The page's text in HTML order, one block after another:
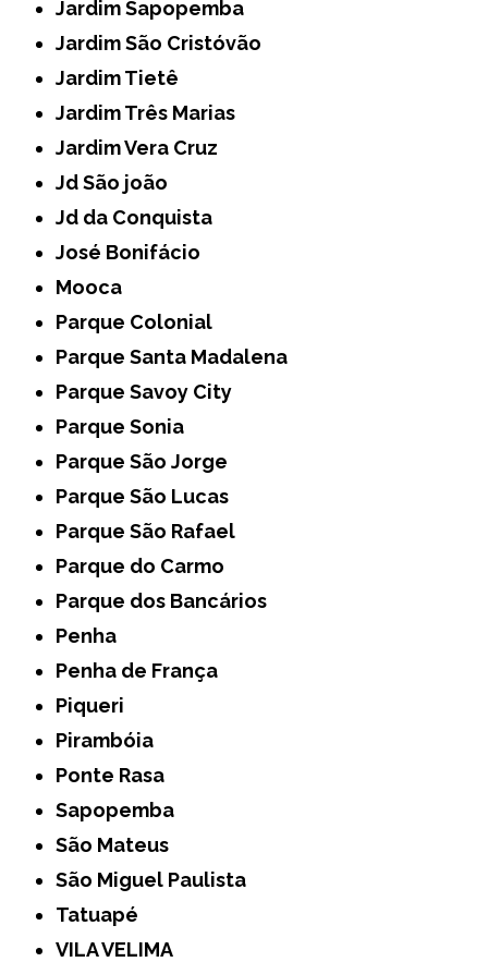
Jardim Sapopemba
Jardim São Cristóvão
Jardim Tietê
Jardim Três Marias
Jardim Vera Cruz
Jd São joão
Jd da Conquista
José Bonifácio
Mooca
Parque Colonial
Parque Santa Madalena
Parque Savoy City
Parque Sonia
Parque São Jorge
Parque São Lucas
Parque São Rafael
Parque do Carmo
Parque dos Bancários
Penha
Penha de França
Piqueri
Pirambóia
Ponte Rasa
Sapopemba
São Mateus
São Miguel Paulista
Tatuapé
VILA VELIMA